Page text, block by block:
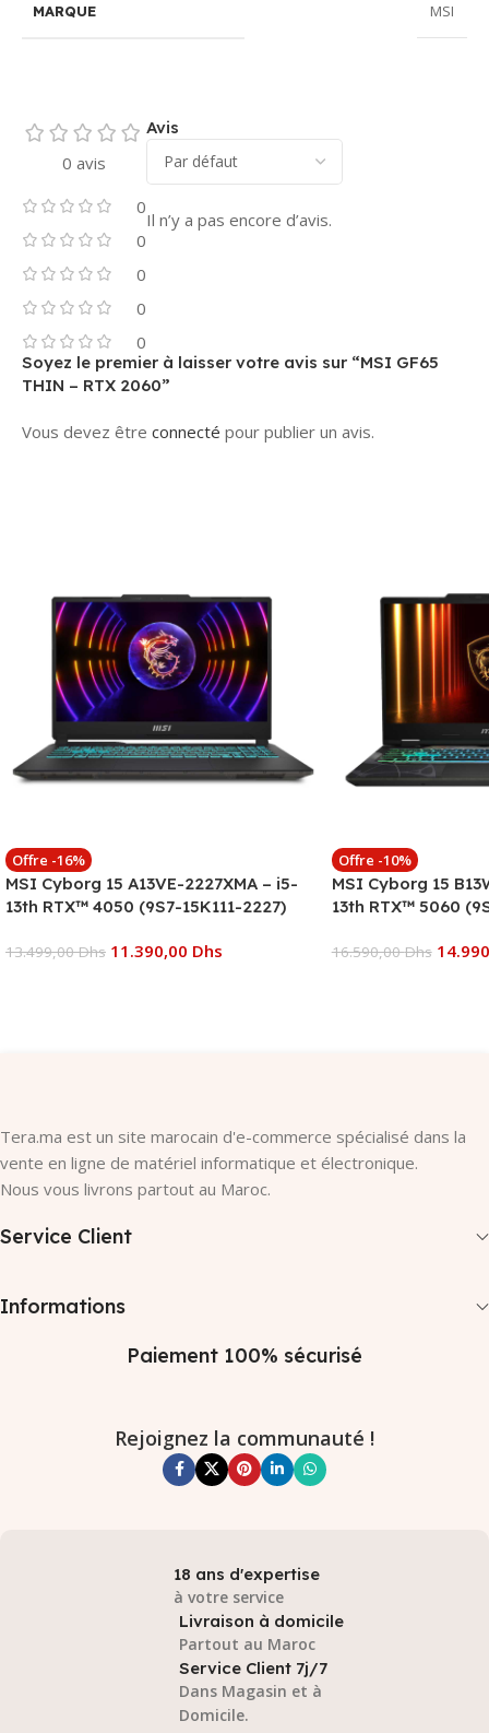
MARQUE MSI
0 avis
0
0
0
0
0
Avis
Il n’y a pas encore d’avis.
Soyez le premier à laisser votre avis sur “MSI GF65
THIN – RTX 2060”
Vous devez être connecté pour publier un avis.
Offre -16%
MSI Cyborg 15 A13VE-2227XMA – i5-
13th RTX™ 4050 (9S7-15K111-2227)
13.499,00Dhs 11.390,00 Dhs
Offre -10%
MSI Cyborg 15
13th RTX™ 5060
16.590,00Dhs
Tera.ma est un site marocain d'e-commerce spécialisé dans la
vente en ligne de matériel informatique et électronique.
Nous vous livrons partout au Maroc.
Service Client
Informations
Paiement 100% sécurisé
Rejoignez la communauté !
18 ans d'expertise
à votre service
Livraison à domicile
Partout au Maroc
Service Client 7j/7
Dans Magasin et à
Domicile.